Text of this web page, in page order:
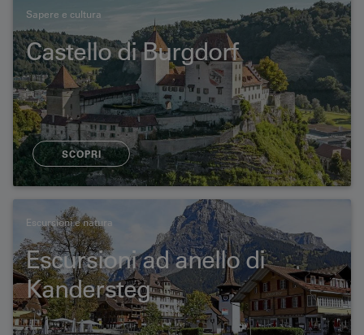
Sapere e cultura
Castello di Burgdorf
SCOPRI
Escursioni e natura
Escursioni ad anello di
Kandersteg